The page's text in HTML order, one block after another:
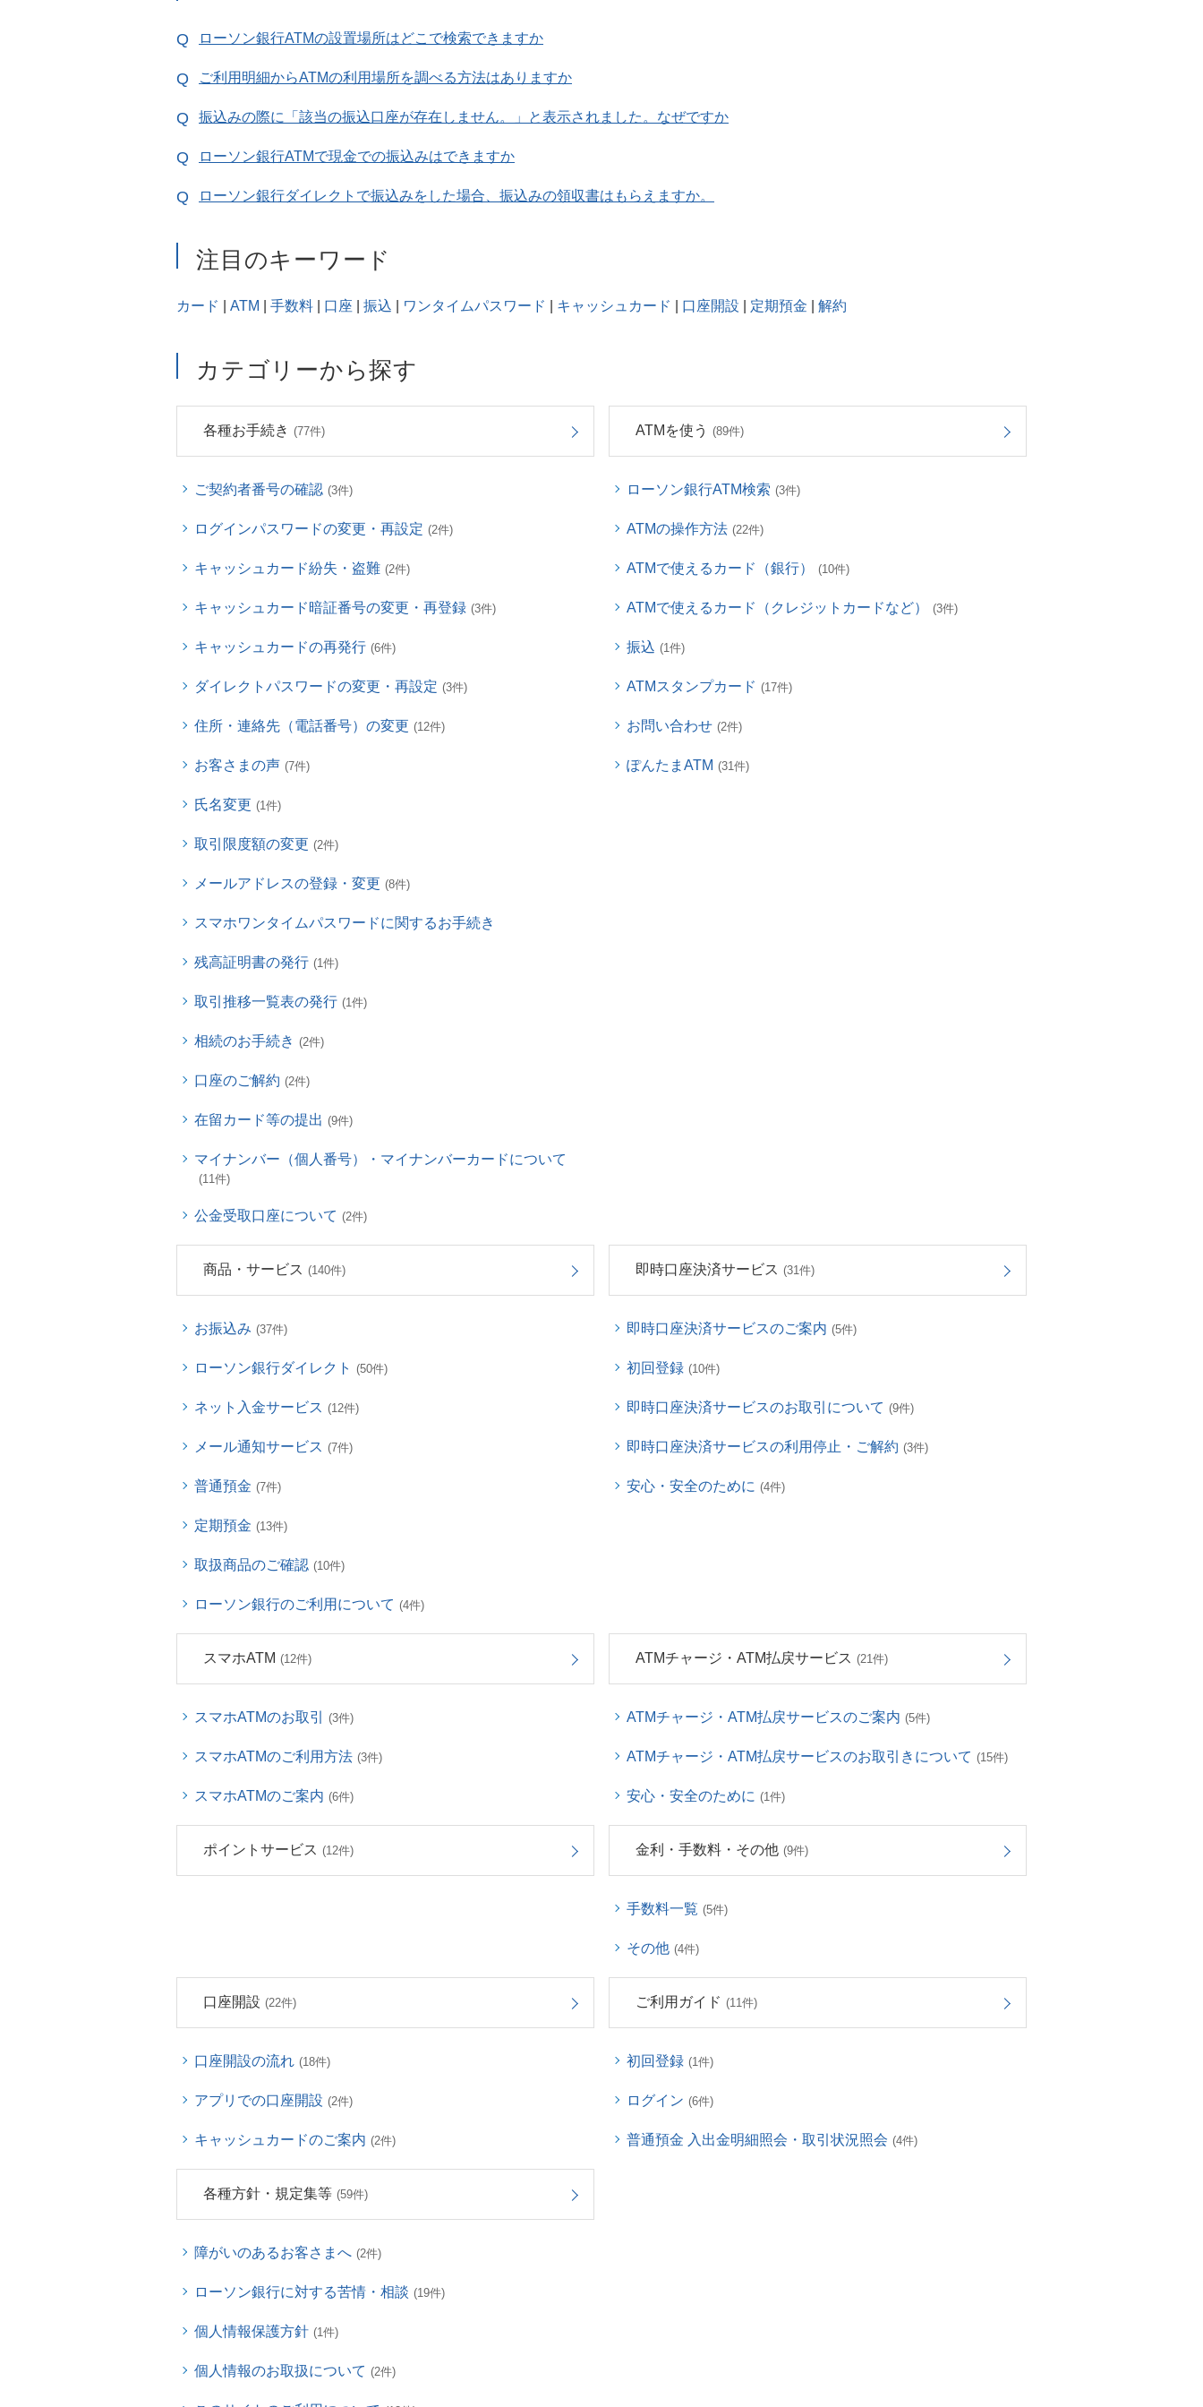
ローソン銀行ATMの設置場所はどこで検索できますか
ご利用明細からATMの利用場所を調べる方法はありますか
振込みの際に「該当の振込口座が存在しません。」と表示されました。なぜですか
ローソン銀行ATMで現金での振込みはできますか
ローソン銀行ダイレクトで振込みをした場合、振込みの領収書はもらえますか。
注目のキーワード
カード ATM 手数料 口座 振込 ワンタイムパスワード キャッシュカード 口座開設 定期預金 解約
カテゴリーから探す
各種お手続き (77件)
ご契約者番号の確認 (3件)
ログインパスワードの変更・再設定 (2件)
キャッシュカード紛失・盗難 (2件)
キャッシュカード暗証番号の変更・再登録 (3件)
キャッシュカードの再発行 (6件)
ダイレクトパスワードの変更・再設定 (3件)
住所・連絡先（電話番号）の変更 (12件)
お客さまの声 (7件)
氏名変更 (1件)
取引限度額の変更 (2件)
メールアドレスの登録・変更 (8件)
スマホワンタイムパスワードに関するお手続き
残高証明書の発行 (1件)
取引推移一覧表の発行 (1件)
相続のお手続き (2件)
口座のご解約 (2件)
在留カード等の提出 (9件)
マイナンバー（個人番号）・マイナンバーカードについて
(11件)
公金受取口座について (2件)
ATMを使う (89件)
ローソン銀行ATM検索 (3件)
ATMの操作方法 (22件)
ATMで使えるカード（銀行） (10件)
ATMで使えるカード（クレジットカードなど） (3件)
振込 (1件)
ATMスタンプカード (17件)
お問い合わせ (2件)
ぽんたまATM (31件)
商品・サービス (140件)
お振込み (37件)
ローソン銀行ダイレクト (50件)
ネット入金サービス (12件)
メール通知サービス (7件)
普通預金 (7件)
定期預金 (13件)
取扱商品のご確認 (10件)
ローソン銀行のご利用について (4件)
即時口座決済サービス (31件)
即時口座決済サービスのご案内 (5件)
初回登録 (10件)
即時口座決済サービスのお取引について (9件)
即時口座決済サービスの利用停止・ご解約 (3件)
安心・安全のために (4件)
スマホATM (12件)
スマホATMのお取引 (3件)
スマホATMのご利用方法 (3件)
スマホATMのご案内 (6件)
ATMチャージ・ATM払戻サービス (21件)
ATMチャージ・ATM払戻サービスのご案内 (5件)
ATMチャージ・ATM払戻サービスのお取引きについて (15件)
安心・安全のために (1件)
ポイントサービス (12件) 金利・手数料・その他 (9件)
手数料一覧 (5件)
その他 (4件)
口座開設 (22件)
口座開設の流れ (18件)
アプリでの口座開設 (2件)
キャッシュカードのご案内 (2件)
ご利用ガイド (11件)
初回登録 (1件)
ログイン (6件)
普通預金 入出金明細照会・取引状況照会 (4件)
各種方針・規定集等 (59件)
障がいのあるお客さまへ (2件)
ローソン銀行に対する苦情・相談 (19件)
個人情報保護方針 (1件)
個人情報のお取扱について (2件)